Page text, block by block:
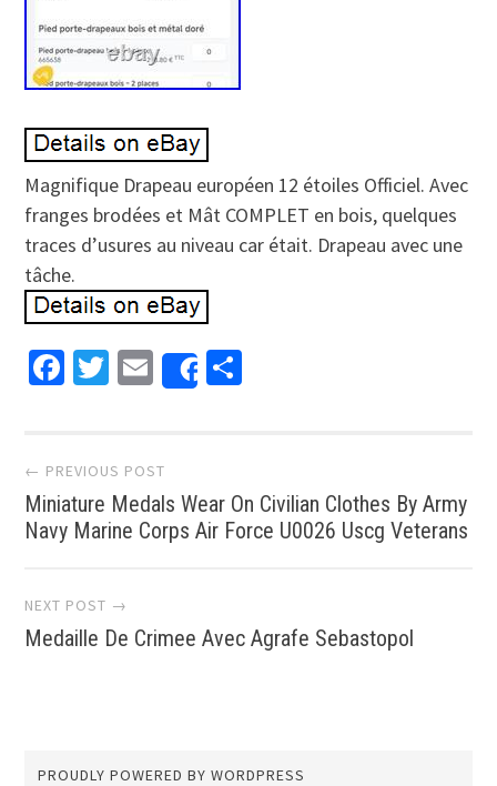
Magnifique Drapeau européen 12 étoiles Officiel. Avec
franges brodées et Mât COMPLET en bois, quelques
traces d’usures au niveau car était. Drapeau avec une
tâche.
Facebook
Twitter
EmailShare
Post navigation
← PREVIOUS POST
Miniature Medals Wear On Civilian Clothes By Army
Navy Marine Corps Air Force U0026 Uscg Veterans
NEXT POST →
Medaille De Crimee Avec Agrafe Sebastopol
PROUDLY POWERED BY WORDPRESS